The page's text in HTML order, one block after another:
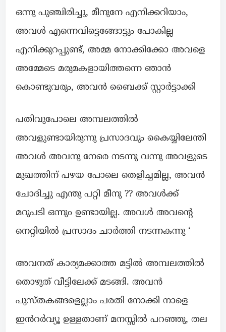
ഒന്നു പുഞ്ചിരിച്ചു, മീനുനേ എനിക്കറിയാം,
അവൾ എന്നെവിട്ടെങ്ങോട്ടും പോകില്ല
എനിക്കുറപ്പുണ്ട്, അമ്മ നോക്കിക്കോ അവളെ
അമ്മേടെ മരുമകളായിത്തന്നെ ഞാൻ
കൊണ്ടുവരും, അവൻ ബൈക്ക് സ്റ്റാർട്ടാക്കി
പതിവുപോലെ അമ്പലത്തിൽ
അവളുണ്ടായിരുന്നു പ്രസാദവും കൈയ്യിലേന്തി
അവൾ അവനു നേരെ നടന്നു വന്നു അവളുടെ
മുഖത്തിന് പഴയ പോലെ തെളിച്ചമില്ല, അവൻ
ചോദിച്ചു എന്തു പറ്റി മീനു ?? അവൾക്ക്
മറുപടി ഒന്നുo ഉണ്ടായില്ല. അവൾ അവന്റെ
നെറ്റിയിൽ പ്രസാദം ചാർത്തി നടന്നകന്നു ‘
അവനത് കാര്യമക്കാത്ത മട്ടിൽ അമ്പലത്തിൽ
തൊഴുത് വീട്ടിലേക്ക് മടങ്ങി. അവൻ
പുസ്തകങ്ങളെല്ലാം പരതി നോക്കി നാളെ
ഇൻറർവ്യൂ ഉള്ളതാണ് മനസ്സിൽ പറഞ്ഞു, തല